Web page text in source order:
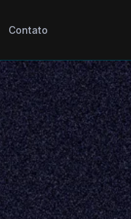
Contato